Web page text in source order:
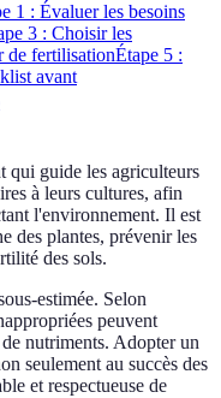
1 : Évaluer les besoins
3 : Choisir les
de fertilisationÉtape 5 :
avant
qui guide les agriculteurs
à leurs cultures, afin
l'environnement. Il est
des plantes, prévenir les
des sols.
estimée. Selon
peuvent
nutriments. Adopter un
seulement au succès des
et respectueuse de